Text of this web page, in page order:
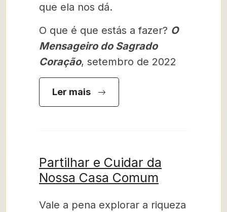
que ela nos dá.
O que é que estás a fazer? O
Mensageiro do Sagrado
Coração, setembro de 2022
Ler mais
Partilhar e Cuidar da
Nossa Casa Comum
Vale a pena explorar a riqueza